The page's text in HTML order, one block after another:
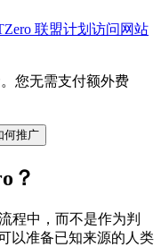
联盟计划 访问网站
您无需支付额外费
何推广
？
程中，而不是作为判
以准备已知来源的人类